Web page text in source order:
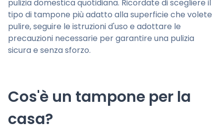
pulizia domestica quotidiana. Ricordate di scegliere il
tipo di tampone più adatto alla superficie che volete
pulire, seguire le istruzioni d'uso e adottare le
precauzioni necessarie per garantire una pulizia
sicura e senza sforzo.
Cos'è un tampone per la
casa?